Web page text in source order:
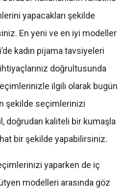
yapacakları şekilde
En yeni ve en iyi modeller
kadın pijama tavsiyeleri
doğrultusunda
ilgili olarak bugün
şekilde seçimlerinizi
doğrudan kaliteli bir kumaşla
bir şekilde yapabilirsiniz.
yaparken de iç
modelleri arasında göz